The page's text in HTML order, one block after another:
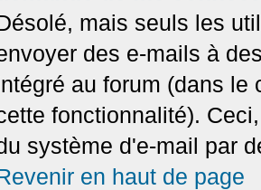
mais seuls les
des e-mails à
au forum (dans le
fonctionnalité).
système d'e-mail par
en haut de page